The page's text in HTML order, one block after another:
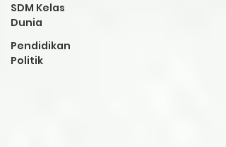
SDM Kelas
Dunia
Pendidikan
Politik